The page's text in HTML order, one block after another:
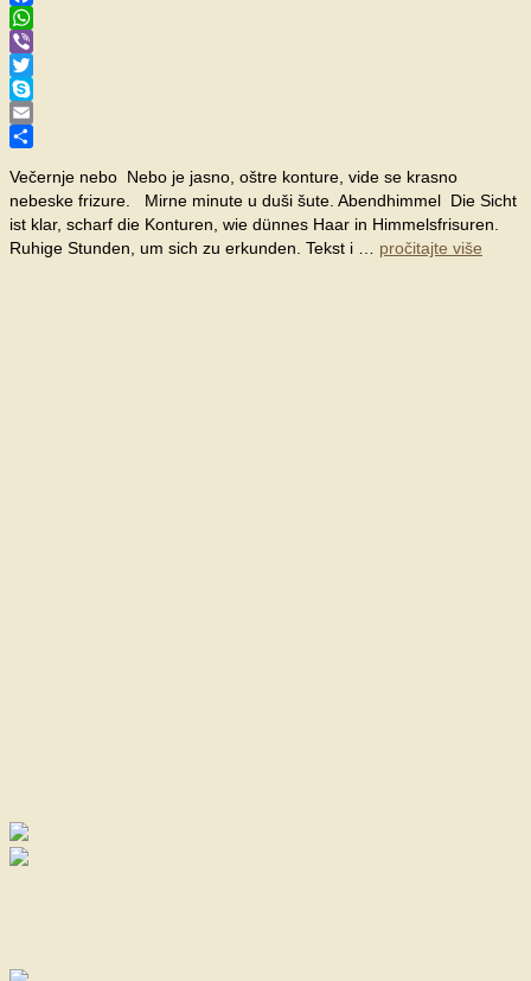
Facebook
WhatsApp
Viber
Twitter
Skype
Email
Večernje nebo Nebo je jasno, oštre konture, vide se krasno
nebeske frizure. Mirne minute u duši šute. Abendhimmel Die Sicht
ist klar, scharf die Konturen, wie dünnes Haar in Himmelsfrisuren.
Ruhige Stunden, um sich zu erkunden. Tekst i … pročitajte više